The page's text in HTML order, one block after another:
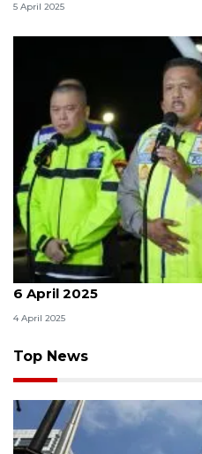
5 April 2025
Polri akan lakukan "flag
6 April 2025
4 April 2025
Top News